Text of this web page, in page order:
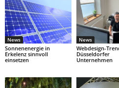
News
Sonnenenergie in
Erkelenz sinnvoll
einsetzen
News
Webdesign-
Düsseldorfer
Unternehmen